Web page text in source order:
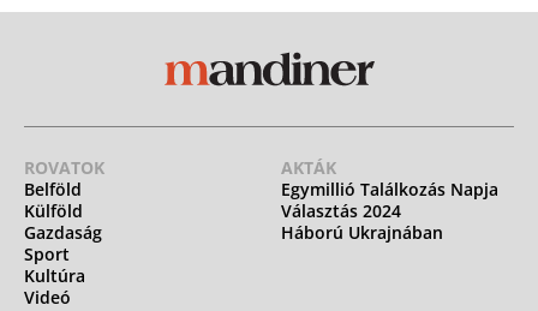
ROVATOK
Belföld
Külföld
Gazdaság
Sport
Kultúra
Videó
AKTÁK
Egymillió Találkozás Napja
Választás 2024
Háború Ukrajnában